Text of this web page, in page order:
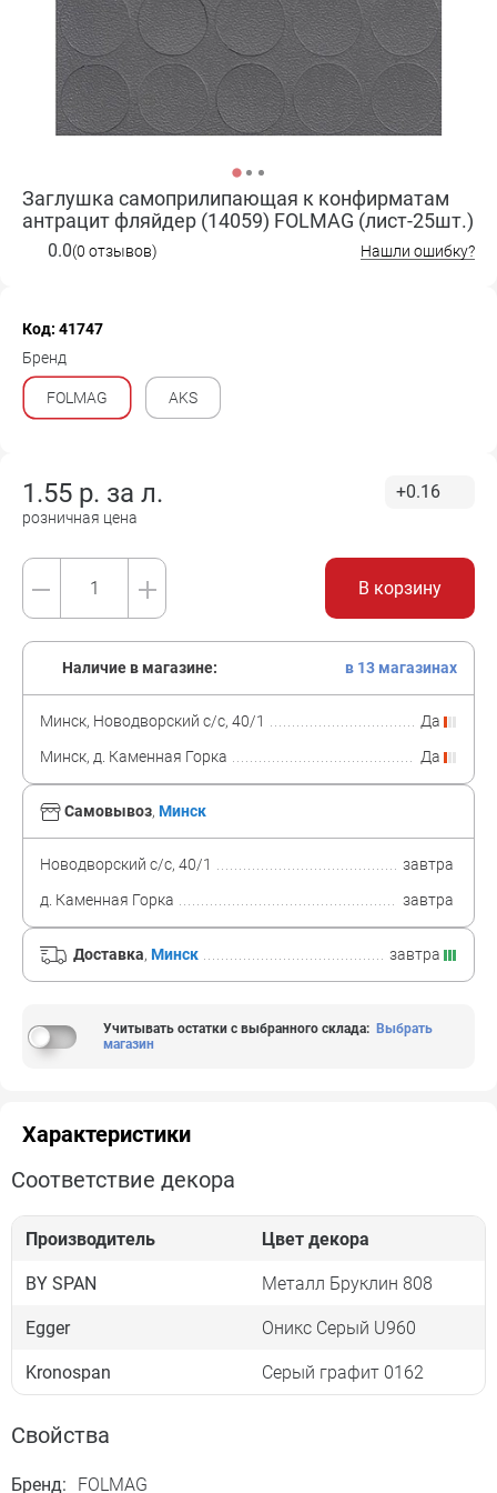
Заглушка самоприлипающая к конфирматам
антрацит фляйдер (14059) FOLMAG (лист-25шт.)
0.0(0 отзывов) Нашли ошибку?
Код: 41747
Бренд
FOLMAG AKS
1.55 р. за л.
розничная цена
+0.16
В корзину
Самовывоз, Минск
Новодворский с/с, 40/1
завтра
д. Каменная Горка
завтра
Доставка, Минск завтра
Наличие в магазине: в 13 магазинах
Минск, Новодворский с/с, 40/1
Да
Минск, д. Каменная Горка
Да
Учитывать остатки с выбранного склада: Выбрать
магазин
Характеристики
Соответствие декора
Производитель Цвет декора
BY SPAN Металл Бруклин 808
Egger Оникс Серый U960
Kronospan Серый графит 0162
Свойства
Бренд: FOLMAG